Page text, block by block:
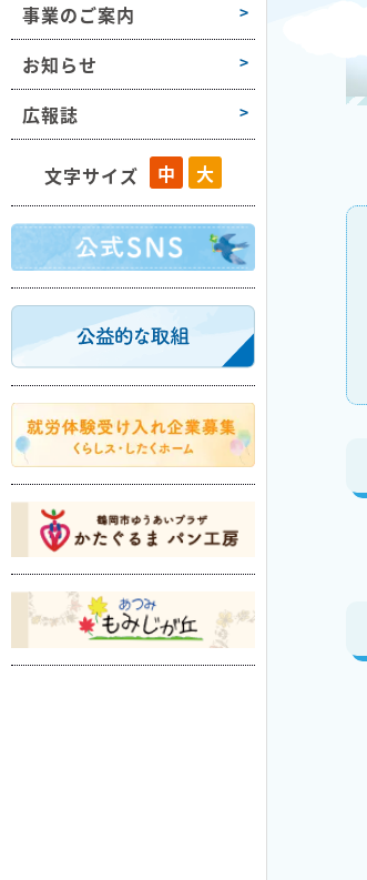
山
浦
引
日
海
事業のご案内
金活動
お知らせ
広報誌
文字サイズ 中 大